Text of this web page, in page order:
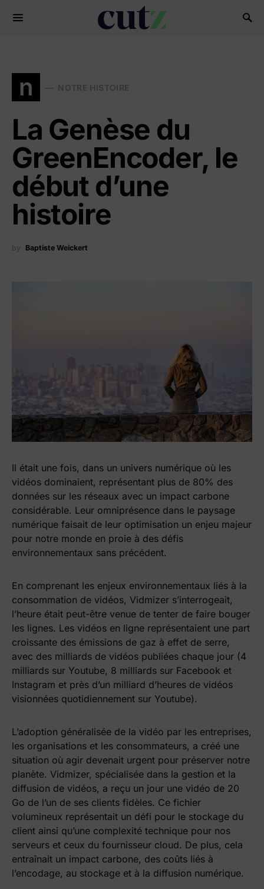
Search for:
n NOTRE HISTOIRE
La Genèse du
GreenEncoder, le
début d’une
histoire
by Baptiste Weickert
Il était une fois, dans un univers numérique où les
vidéos dominaient, représentant plus de 80% des
données sur les réseaux avec un impact carbone
considérable. Leur omniprésence dans le paysage
numérique faisait de leur optimisation un enjeu majeur
pour notre monde en proie à des défis
environnementaux sans précédent.
En comprenant les enjeux environnementaux liés à la
consommation de vidéos, Vidmizer s’interrogeait,
l’heure était peut-être venue de tenter de faire bouger
les lignes. Les vidéos en ligne représentaient une part
croissante des émissions de gaz à effet de serre,
avec des milliards de vidéos publiées chaque jour (4
milliards sur Youtube, 8 milliards sur Facebook et
Instagram et près d’un milliard d’heures de vidéos
visionnées quotidiennement sur Youtube).
L’adoption généralisée de la vidéo par les entreprises,
les organisations et les consommateurs, a créé une
situation où agir devenait urgent pour préserver notre
planète. Vidmizer, spécialisée dans la gestion et la
diffusion de vidéos, a reçu un jour une vidéo de 20
Go de l’un de ses clients fidèles. Ce fichier
volumineux représentait un défi pour le stockage du
client ainsi qu’une complexité technique pour nos
serveurs et ceux du fournisseur cloud. De plus, cela
entraînait un impact carbone, des coûts liés à
l’encodage, au stockage et à la diffusion numérique.